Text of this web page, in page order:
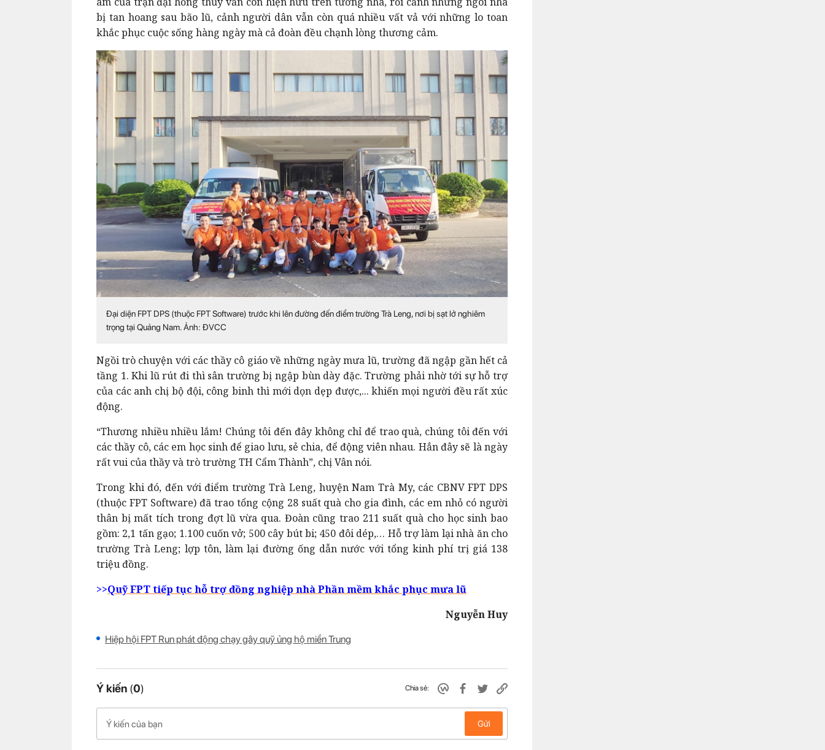
bị tan hoang sau bão lũ, cảnh người dân vẫn còn quá nhiều vất vả với những lo toan
khắc phục cuộc sống hàng ngày mà cả đoàn đều chạnh lòng thương cảm.
Đại diện FPT DPS (thuộc FPT Software) trước khi lên đường đến điểm trường Trà Leng, nơi bị sạt lở nghiêm
trọng tại Quảng Nam. Ảnh: ĐVCC
Ngồi trò chuyện với các thầy cô giáo về những ngày mưa lũ, trường đã ngập gần hết cả
tầng 1. Khi lũ rút đi thì sân trường bị ngập bùn dày đặc. Trường phải nhờ tới sự hỗ trợ
của các anh chị bộ đội, công binh thì mới dọn dẹp được,... khiến mọi người đều rất xúc
động.
“Thương nhiều nhiều lắm! Chúng tôi đến đây không chỉ để trao quà, chúng tôi đến với
các thầy cô, các em học sinh để giao lưu, sẻ chia, để động viên nhau. Hẳn đây sẽ là ngày
rất vui của thầy và trò trường TH Cẩm Thành”, chị Vân nói.
Trong khi đó, đến với điểm trường Trà Leng, huyện Nam Trà My, các CBNV FPT DPS
(thuộc FPT Software) đã trao tổng cộng 28 suất quà cho gia đình, các em nhỏ có người
thân bị mất tích trong đợt lũ vừa qua. Đoàn cũng trao 211 suất quà cho học sinh bao
gồm: 2,1 tấn gạo; 1.100 cuốn vở; 500 cây bút bi; 450 đôi dép,… Hỗ trợ làm lại nhà ăn cho
trường Trà Leng; lợp tôn, làm lại đường ống dẫn nước với tổng kinh phí trị giá 138
triệu đồng.
>>Quỹ FPT tiếp tục hỗ trợ đồng nghiệp nhà Phần mềm khắc phục mưa lũ
Nguyễn Huy
Hiệp hội FPT Run phát động chạy gây quỹ ủng hộ miền Trung
Ý kiến (0) Chia sẻ:
Gửi